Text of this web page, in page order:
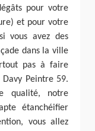
pour votre
et pour votre
vous avez des
dans la ville
pas à faire
Peintre 59.
qualité, notre
étanchéifier
vous allez